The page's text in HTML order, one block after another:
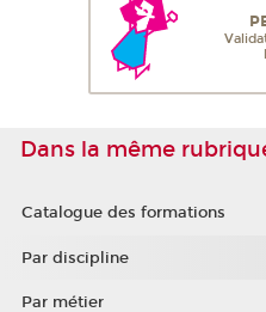
Dans la même
Catalogue des formations
Par discipline
Par métier